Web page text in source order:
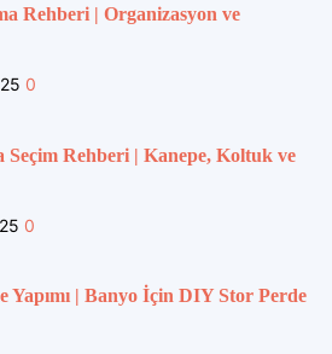
Rehberi | Organizasyon ve
0
Seçim Rehberi | Kanepe, Koltuk ve
0
Yapımı | Banyo İçin DIY Stor Perde